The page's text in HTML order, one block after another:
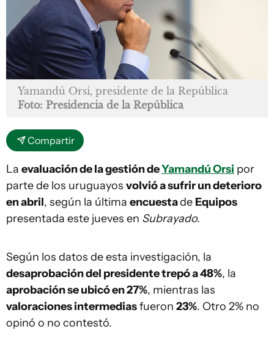
Yamandú Orsi, presidente de la República
Foto: Presidencia de la República
Compartir
La evaluación de la gestión deYamandú Orsi por
parte de los uruguayos volvió a sufrir un deterioro
en abril, según la última encuestade Equipos
presentada este jueves en Subrayado.
Según los datos de esta investigación, la
desaprobación del presidente trepó a 48%, la
aprobación se ubicó en 27%, mientras las
valoraciones intermediasfueron 23%. Otro 2% no
opinó o no contestó.